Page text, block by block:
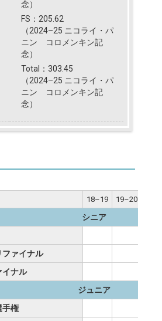
念）
FS：205.62
（2024–25 ニコライ・パ
ニン゠コロメンキン記
念）
Total：303.45
（2024–25 ニコライ・パ
ニン゠コロメンキン記
念）
18–19 19–20
シニア
ファイナル
イナル
ジュニア
手権